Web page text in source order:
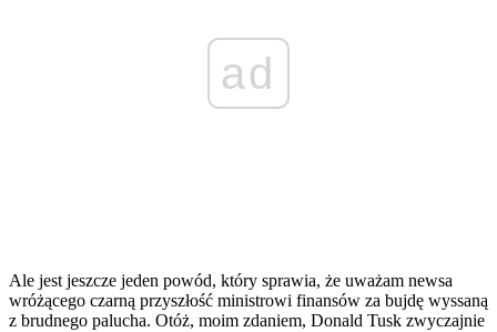
ad
Ale jest jeszcze jeden powód, który sprawia, że uważam newsa
wróżącego czarną przyszłość ministrowi finansów za bujdę wyssaną
z brudnego palucha. Otóż, moim zdaniem, Donald Tusk zwyczajnie